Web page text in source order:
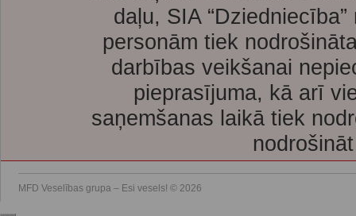
daļu, SIA
personām tiek
darbības veikšanai
pieprasījuma, kā arī
saņemšanas laikā tiek
MFD Veselības grupa – Esi vesels! © 2026